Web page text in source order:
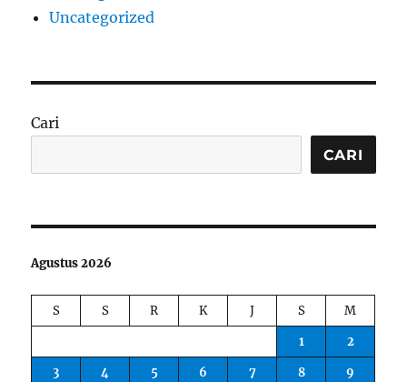
Uncategorized
Cari
CARI
Agustus 2026
S S R K J S
M
1
2
3
4 5 6 7 8
9